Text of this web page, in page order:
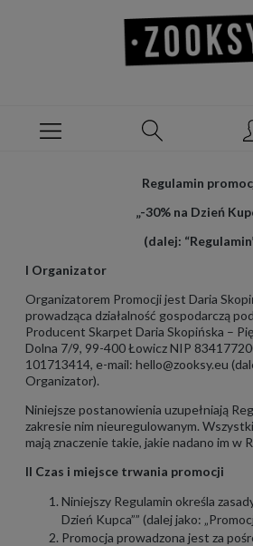
Regulamin
„-30% na Dzień
(dalej:
I Organizator
Organizatorem Promocji jest Daria
prowadząca działalność gospodarczą
Producent Skarpet Daria Skopińska –
Dolna 7/9, 99-400 Łowicz NIP
101713414, e-mail: hello@zooksy.eu
Organizator).
Niniejsze postanowienia uzupełniają
zakresie nim nieuregulowanym.
mają znaczenie takie, jakie nadano im w
II Czas i miejsce trwania promocji
Niniejszy Regulamin określa
Dzień Kupca”” (dalej jako:
Promocja prowadzona jest za